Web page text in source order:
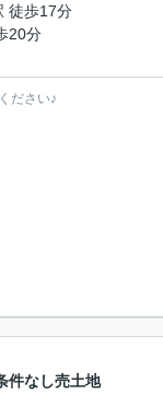
徒歩17分
20分
ださい♪
件なし売土地